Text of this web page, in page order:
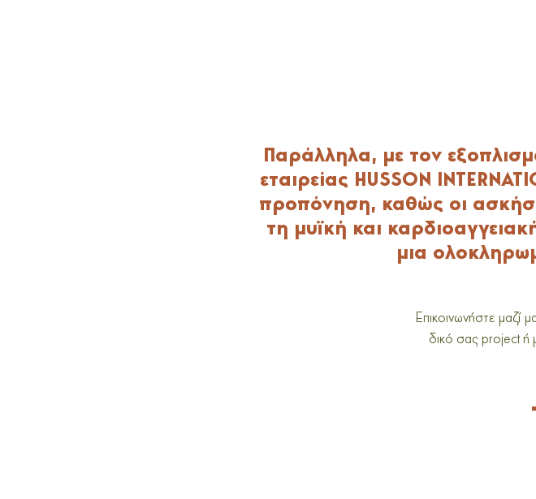
Παράλληλα, με τον
εταιρείας HUSSON
προπόνηση, καθώς οι
τη μυϊκή και
μια
Eπικοινωνήστε μαζί
δικό σας project ή